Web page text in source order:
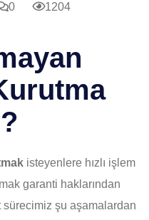
0
1204
isteyenlere hızlı işlem
garanti haklarından
sürecimiz şu aşamalardan